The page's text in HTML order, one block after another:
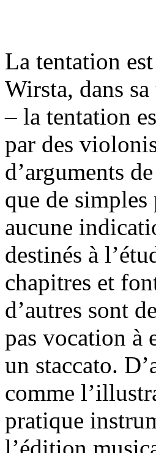
La tentation
Wirsta, dans
– la tentation
par des
d’arguments
que de
aucune
destinés à
chapitres et
d’autres sont
pas vocation à
un staccato.
comme
pratique